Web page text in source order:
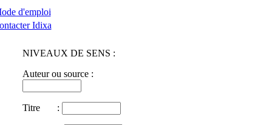
d'emploi
Idixa
NIVEAUX DE SENS :
Auteur ou source :
Titre :